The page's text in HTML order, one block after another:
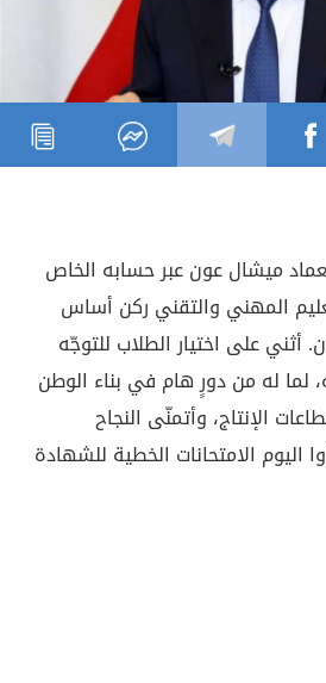
ميشال عون عبر حسابه الخاص
المهني والتقني ركن أساس
أثني على اختيار الطلاب للتوجّه
له من دورٍ هام في بناء الوطن
الإنتاج، وأتمنّى النجاح
اليوم الامتحانات الخطية للشهادة